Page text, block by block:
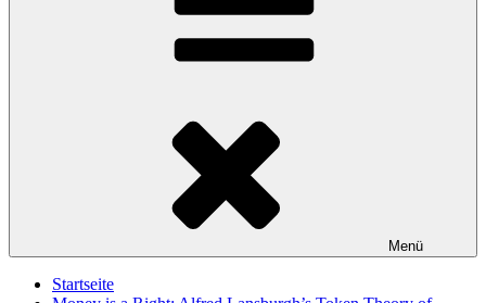
Menü
Startseite